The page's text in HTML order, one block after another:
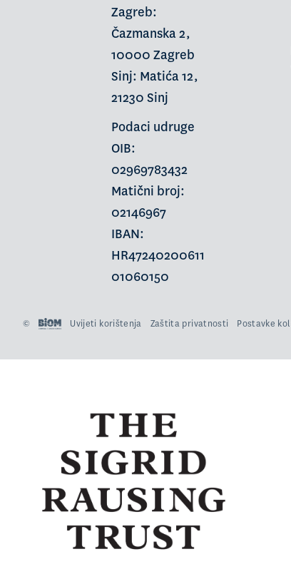
Zagreb:
Čazmanska 2,
10000 Zagreb
Sinj: Matića 12,
21230 Sinj
Podaci udruge
OIB:
02969783432
Matični broj:
02146967
IBAN:
HR47240200611
01060150
© Uvijeti korištenja Zaštita privatnosti Postavke